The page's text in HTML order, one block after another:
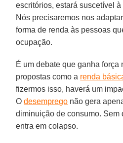
escritórios, estará suscetível à
Nós precisaremos nos
forma de renda às pessoas
ocupação.
É um debate que ganha força
propostas como a renda
fizermos isso, haverá um
Odesemprego não gera
diminuição de consumo. Sem
entra em colapso.